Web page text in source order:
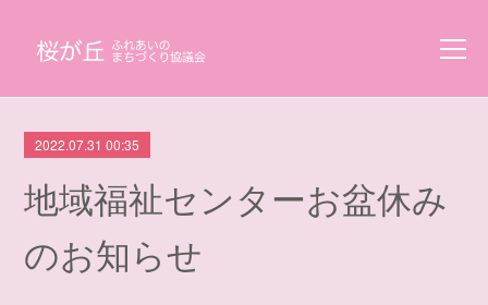
2022.07.31 00:35
地域福祉センターお盆休み
のお知らせ